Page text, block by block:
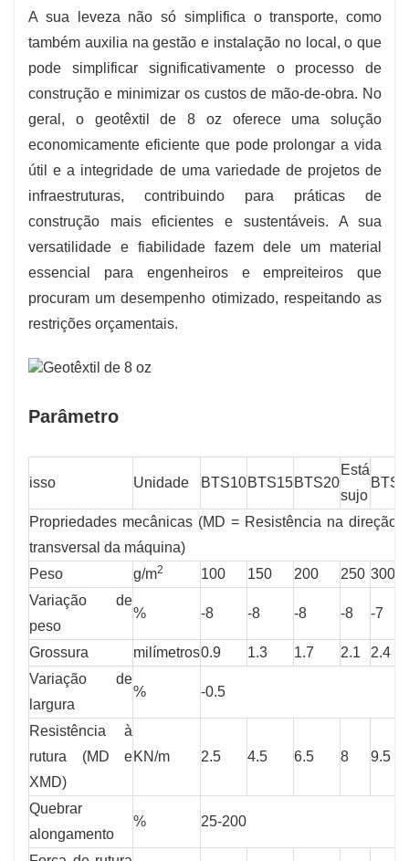
A sua leveza não só simplifica o transporte, como
também auxilia na gestão e instalação no local, o que
pode simplificar significativamente o processo de
construção e minimizar os custos de mão-de-obra. No
geral, o geotêxtil de 8 oz oferece uma solução
economicamente eficiente que pode prolongar a vida
útil e a integridade de uma variedade de projetos de
infraestruturas, contribuindo para práticas de
construção mais eficientes e sustentáveis. A sua
versatilidade e fiabilidade fazem dele um material
essencial para engenheiros e empreiteiros que
procuram um desempenho otimizado, respeitando as
restrições orçamentais.
Parâmetro
isso Unidade BTS10BTS15BTS20
Está
sujo
Propriedades mecânicas (MD = Resistência na direção
transversal da máquina)
Peso
g/m2 100 150 200 250 300
Variação de
peso
% -8 -8 -8 -8 -7
Grossura milímetros0.9 1.3 1.7 2.1
2.4
Variação de
largura
% -0.5
Resistência à
rutura (MD e
XMD)
KN/m 2.5 4.5 6.5 8 9.5
Quebrar
alongamento
% 25-200